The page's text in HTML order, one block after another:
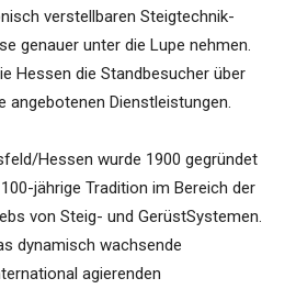
verstellbaren Steigtechnik-
genauer unter die Lupe nehmen.
Hessen die Standbesucher über
angebotenen Dienstleistungen.
Hessen wurde 1900 gegründet
jährige Tradition im Bereich der
von Steig- und GerüstSystemen.
dynamisch wachsende
agierenden